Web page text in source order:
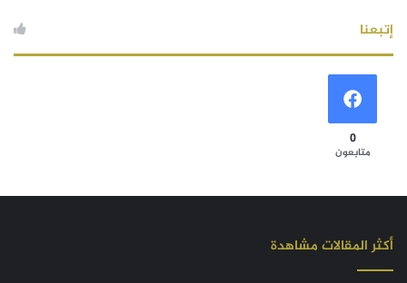
إتبعنا
0
متابعون
أكثر المقالات مشاهدة